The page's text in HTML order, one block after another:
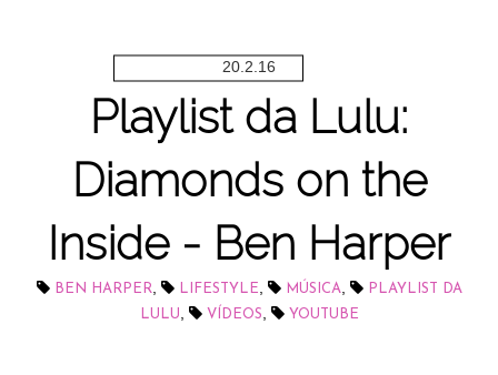
20.2.16
Playlist da Lulu:
Diamonds on the
Inside - Ben Harper
BEN HARPER, LIFESTYLE, MÚSICA,
PLAYLIST DA
LULU, VÍDEOS, YOUTUBE